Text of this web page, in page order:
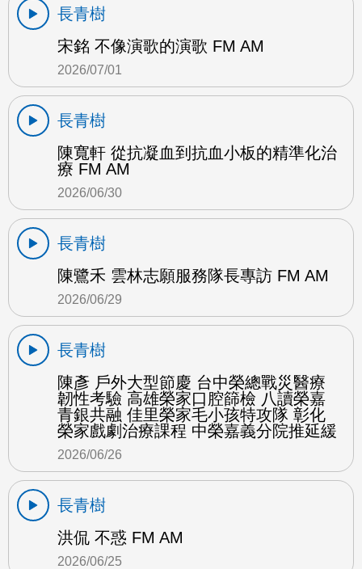
長青樹
宋銘 不像演歌的演歌 FM AM
2026/07/01
長青樹
陳寬軒 從抗凝血到抗血小板的精準化治
療 FM AM
2026/06/30
長青樹
陳鷺禾 雲林志願服務隊長專訪 FM AM
2026/06/29
長青樹
陳彥 戶外大型節慶 台中榮總戰災醫療
韌性考驗 高雄榮家口腔篩檢 八讀榮嘉
青銀共融 佳里榮家毛小孩特攻隊 彰化
榮家戲劇治療課程 中榮嘉義分院推延緩
2026/06/26
長青樹
洪侃 不惑 FM AM
2026/06/25